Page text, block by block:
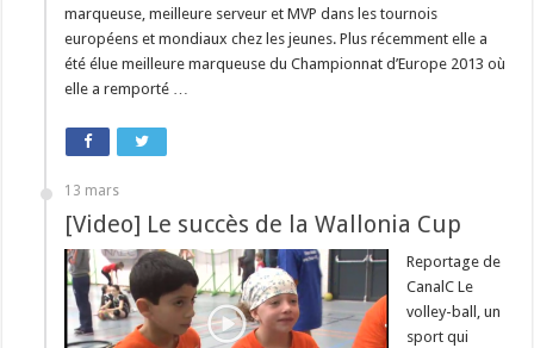
marqueuse, meilleure serveur et MVP dans les tournois
européens et mondiaux chez les jeunes. Plus récemment elle a
été élue meilleure marqueuse du Championnat d’Europe 2013 où
elle a remporté …
13 mars
[Video] Le succès de la Wallonia Cup
Reportage de
CanalC Le
volley-ball, un
sport qui